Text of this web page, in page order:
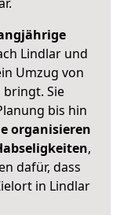
Lindlar und
Umzug von
bringt. Sie
bis hin
organisieren
,
dafür, dass
in Lindlar